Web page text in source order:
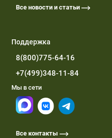
Все новости и статьи
Поддержка
8(800)775-64-16
+7(499)348-11-84
Мы в сети
Все контакты